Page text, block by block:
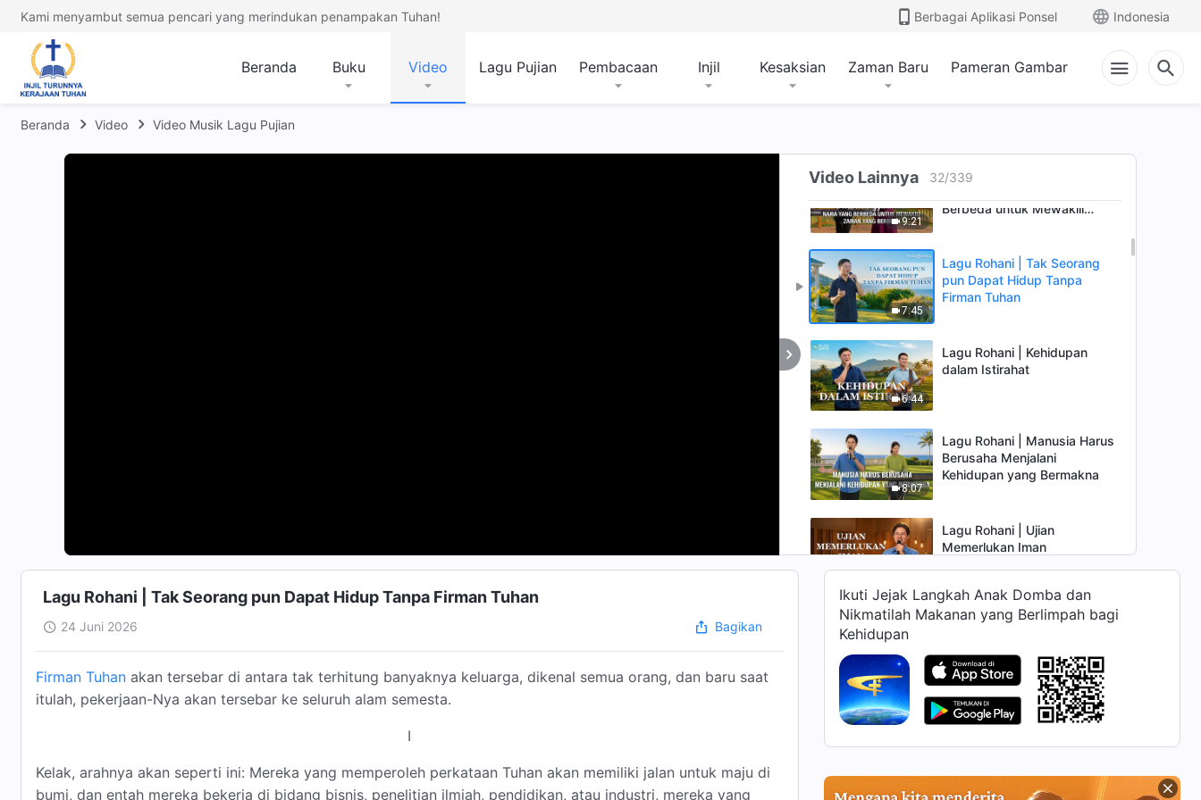
Kami menyambut semua pencari yang merindukan penampakan Tuhan! Berbagai Aplikasi Ponsel Indonesia
Beranda Buku Video Lagu Pujian Pembacaan Injil Kesaksian Zaman Baru Pameran Gambar
Beranda Video Video Musik Lagu Pujian
Video Lainnya 32/339
9:21
Lagu Rohani | Tuhan
Berbeda untuk Mewakili
7:45
Lagu Rohani | Tak Seorang
pun Dapat Hidup Tanpa
Firman Tuhan
6:44
Lagu Rohani | Kehidupan
dalam Istirahat
8:07
Lagu Rohani | Manusia Harus
Berusaha Menjalani
Kehidupan yang Bermakna
Lagu Rohani | Ujian
Memerlukan Iman
5:40
Lagu Rohani | Makhluk
pada Otoritas Tuhan
Lagu Rohani | Penghakiman di
Akhir Zaman adalah Pekerjaan
Lagu Rohani | Betapa Banyak
Lagu Rohani | Tak Seorang pun Dapat Hidup Tanpa Firman Tuhan
24 Juni 2026 Bagikan
Firman Tuhan akan tersebar di antara tak terhitung banyaknya keluarga, dikenal semua orang, dan baru saat
itulah, pekerjaan-Nya akan tersebar ke seluruh alam semesta.
I
Kelak, arahnya akan seperti ini: Mereka yang memperoleh perkataan Tuhan akan memiliki jalan untuk maju di
bumi, dan entah mereka bekerja di bidang bisnis, penelitian ilmiah, pendidikan, atau industri, mereka yang
Ikuti Jejak Langkah Anak Domba dan
Nikmatilah Makanan yang Berlimpah bagi
Kehidupan